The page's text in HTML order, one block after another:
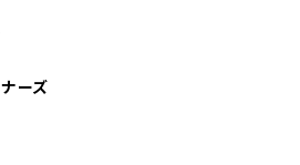
ーズ